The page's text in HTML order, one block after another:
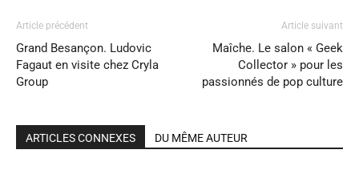
Article précédent
Grand Besançon. Ludovic
Fagaut en visite chez Cryla
Group
Article suivant
Maîche. Le salon « Geek
Collector » pour les
passionnés de pop culture
ARTICLES CONNEXES DU MÊME AUTEUR